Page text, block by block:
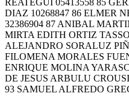
REATEGUI 05413558 85
DIAZ 10268847 86 ELMER
32386904 87 ANIBAL
MIRTA EDITH ORTIZ
ALEJANDRO SORALUZ
FILOMENA MORALES
ENRIQUE MOLINA
DE JESUS ARBULU
93 SAMUEL ALFREDO